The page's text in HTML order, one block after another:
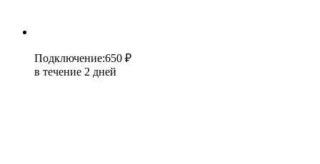
Подключение:650 ₽
в течение 2 дней